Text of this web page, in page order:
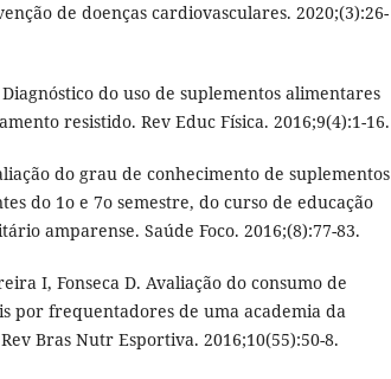
de doenças cardiovasculares. 2020;(3):26-
do uso de suplementos alimentares
resistido. Rev Educ Física. 2016;9(4):1-16.
do grau de conhecimento de suplementos
do 1o e 7o semestre, do curso de educação
amparense. Saúde Foco. 2016;(8):77-83.
I, Fonseca D. Avaliação do consumo de
por frequentadores de uma academia da
Bras Nutr Esportiva. 2016;10(55):50-8.